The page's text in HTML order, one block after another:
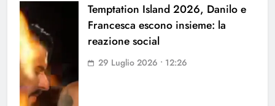
Temptation Island 2026, Danilo e
Francesca escono insieme: la
reazione social
29 Luglio 2026 • 12:26